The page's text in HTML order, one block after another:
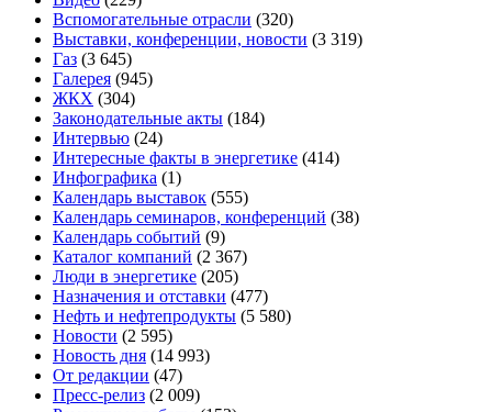
Вспомогательные отрасли (320)
Выставки, конференции, новости (3 319)
Газ (3 645)
Галерея (945)
ЖКХ (304)
Законодательные акты (184)
Интервью (24)
Интересные факты в энергетике (414)
Инфографика (1)
Календарь выставок (555)
Календарь семинаров, конференций (38)
Календарь событий (9)
Каталог компаний (2 367)
Люди в энергетике (205)
Назначения и отставки (477)
Нефть и нефтепродукты (5 580)
Новости (2 595)
Новость дня (14 993)
От редакции (47)
Пресс-релиз (2 009)